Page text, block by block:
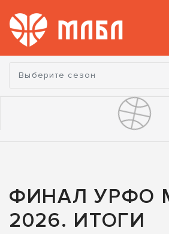
Турнир:
Выберите сезон
ФИНАЛ УРФО
2026. ИТОГИ